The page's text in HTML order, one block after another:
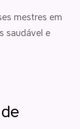
mestres em
saudável e